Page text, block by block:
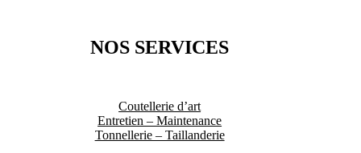
NOS SERVICES
Coutellerie d’art
Entretien – Maintenance
Tonnellerie – Taillanderie